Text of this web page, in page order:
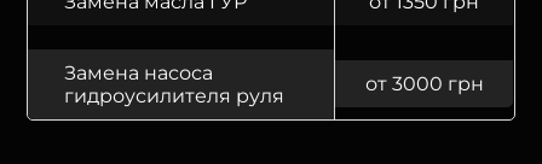
Замена насоса
гидроусилителя руля
от 3000 грн